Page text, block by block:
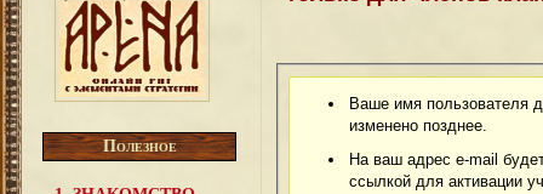
Полезное
Ваше имя пользователя
изменено позднее.
На ваш адрес e-mail
ссылкой для активации